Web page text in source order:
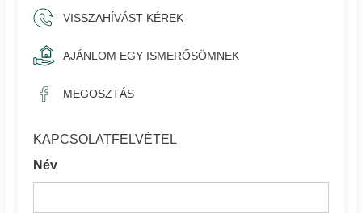
VISSZAHÍVÁST KÉREK
AJÁNLOM EGY ISMERŐSÖMNEK
MEGOSZTÁS
KAPCSOLATFELVÉTEL
Név